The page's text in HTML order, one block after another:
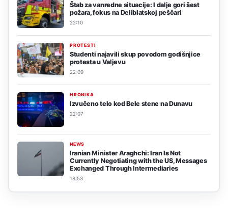
Štab za vanredne situacije: I dalje gori šest
požara, fokus na Deliblatskoj peščari
22:10
PROTESTI
Studenti najavili skup povodom godišnjice
protesta u Valjevu
22:09
HRONIKA
Izvučeno telo kod Bele stene na Dunavu
22:07
NEWS
Iranian Minister Araghchi: Iran Is Not
Currently Negotiating with the US, Messages
Exchanged Through Intermediaries
18:53